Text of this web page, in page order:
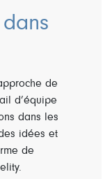
de
d’équipe
dans les
idées et
de